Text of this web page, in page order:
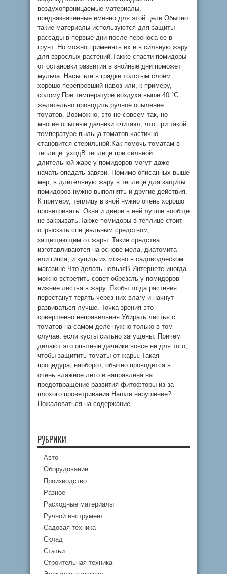
воздухопроницаемые материалы,
предназначенные именно для этой цели.Обычно
такие материалы используются для защиты
рассады в первые дни после переноса ее в
грунт. Но можно применять их и в сильную жару
для взрослых растений.Также спасти помидоры
от остановки развития в знойные дни поможет
мульча. Насыпьте в грядки толстым слоем
хорошо перепревший навоз или, к примеру,
солому.При температуре воздуха выше 40 °С
желательно проводить ручное опыление
томатов. Возможно, это не совсем так, но
многие опытные дачники считают, что при такой
температуре пыльца томатов частично
становится стерильной.Как помочь томатам в
теплице: уходВ теплице при сильной
длительной жаре у помидоров могут даже
начать опадать завязи. Помимо описанных выше
мер, в длительную жару в теплице для защиты
помидоров нужно выполнять и другие действия.
К примеру, теплицу в зной нужно очень хорошо
проветривать. Окна и двери в ней лучше вообще
не закрывать.Также помидоры в теплице стоит
опрыскать специальным средством,
защищающим от жары. Такие средства
изготавливаются на основе мела, диатомита
или гипса, и купить их можно в садоводческом
магазине.Что делать нельзяВ Интернете иногда
можно встретить совет обрезать у помидоров
нижние листья в жару. Якобы тогда растения
перестанут терять через них влагу и начнут
развиваться лучше. Точка зрения это
совершенно неправильная.Убирать листья с
томатов на самом деле нужно только в том
случае, если кусты сильно загущены. Причем
делают это опытные дачники вовсе не для того,
чтобы защитить томаты от жары. Такая
процедура, наоборот, обычно проводится в
очень влажное лето и направлена на
предотвращение развития фитофторы из-за
плохого проветривания.Нашли нарушение?
Пожаловаться на содержание
РУБРИКИ
Авто
Оборудование
Производство
Разное
Расходные материалы
Ручной инструмент
Садовая техника
Склад
Статьи
Строительная техника